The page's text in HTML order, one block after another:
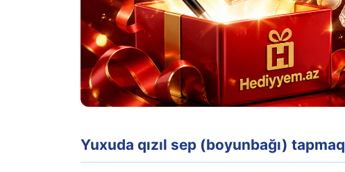
Yuxuda qızıl sep (boyunbağı) tapmaq